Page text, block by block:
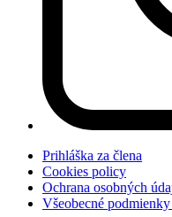
Prihláška za člena
Cookies policy
Ochrana osobných
Všeobecné